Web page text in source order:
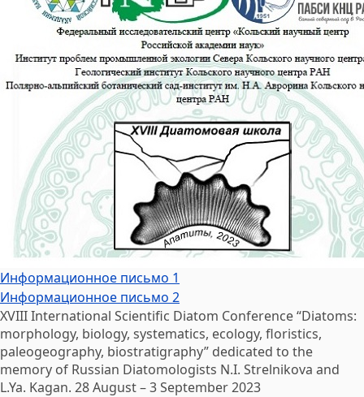
Информационное письмо 1
Информационное письмо 2
XVIII International Scientific Diatom Conference “Diatoms:
morphology, biology, systematics, ecology, floristics,
paleogeography, biostratigraphy” dedicated to the
memory of Russian Diatomologists N.I. Strelnikova and
L.Ya. Kagan. 28 August – 3 September 2023